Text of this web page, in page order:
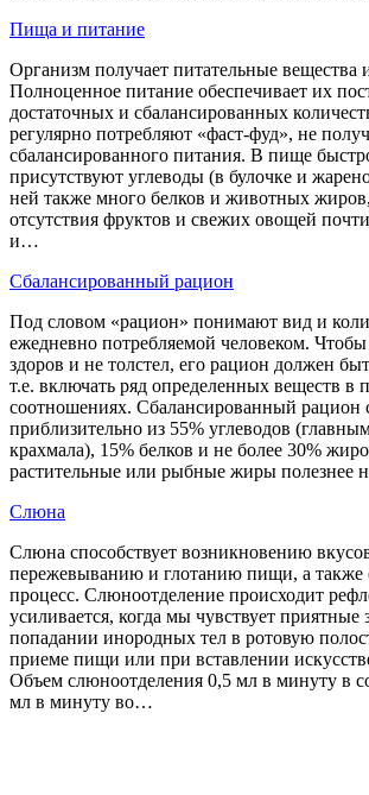
Пища и питание
Организм получает питательные вещества
Полноценное питание обеспечивает их
достаточных и сбалансированных
регулярно потребляют «фаст-фуд», не
сбалансированного питания. В пище
присутствуют углеводы (в булочке и
ней также много белков и животных жиров,
отсутствия фруктов и свежих овощей
и…
Сбалансированный рацион
Под словом «рацион» понимают вид и
ежедневно потребляемой человеком.
здоров и не толстел, его рацион должен
т.е. включать ряд определенных веществ в
соотношениях. Сбалансированный рацион
приблизительно из 55% углеводов
крахмала), 15% белков и не более 30%
растительные или рыбные жиры
Слюна
Слюна способствует возникновению
пережевыванию и глотанию пищи, а также
процесс. Слюноотделение происходит
усиливается, когда мы чувствует приятные
попадании инородных тел в ротовую
приеме пищи или при вставлении
Объем слюноотделения 0,5 мл в минуту в
мл в минуту во…